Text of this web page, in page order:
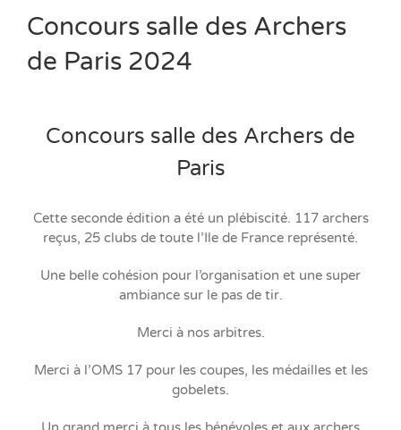
Concours salle des Archers
de Paris 2024
Concours salle des Archers de
Paris
Cette seconde édition a été un plébiscité. 117 archers
reçus, 25 clubs de toute l’Ile de France représenté.
Une belle cohésion pour l’organisation et une super
ambiance sur le pas de tir.
Merci à nos arbitres.
Merci à l’OMS 17 pour les coupes, les médailles et les
gobelets.